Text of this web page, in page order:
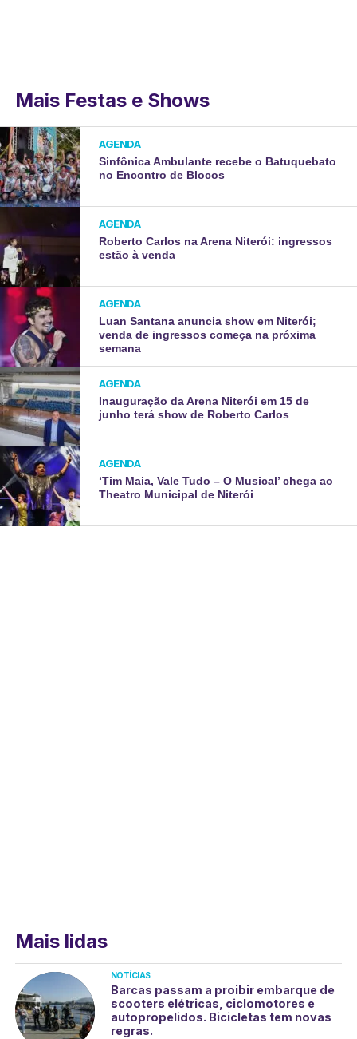
Mais Festas e Shows
AGENDA
Sinfônica Ambulante recebe o Batuquebato
no Encontro de Blocos
AGENDA
Roberto Carlos na Arena Niterói: ingressos
estão à venda
AGENDA
Luan Santana anuncia show em Niterói;
venda de ingressos começa na próxima
semana
AGENDA
Inauguração da Arena Niterói em 15 de
junho terá show de Roberto Carlos
AGENDA
‘Tim Maia, Vale Tudo – O Musical’ chega ao
Theatro Municipal de Niterói
Mais lidas
NOTÍCIAS
Barcas passam a proibir embarque de
scooters elétricas, ciclomotores e
autopropelidos. Bicicletas tem novas
regras.